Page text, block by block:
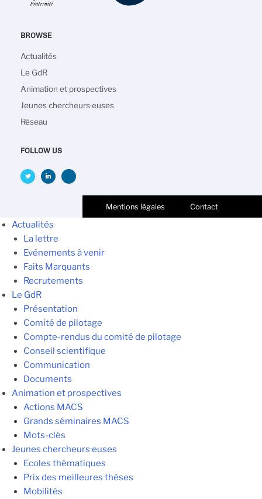
BROWSE
Navigation
principale
Actualités
Le GdR
Animation et prospectives
Jeunes chercheurs·euses
Réseau
FOLLOW US
Mentions légales Contact
Actualités
La lettre
Evénements à venir
Faits Marquants
Recrutements
Le GdR
Présentation
Comité de pilotage
Compte-rendus du comité de pilotage
Conseil scientifique
Communication
Documents
Animation et prospectives
Actions MACS
Grands séminaires MACS
Mots-clés
Jeunes chercheurs·euses
Ecoles thématiques
Prix des meilleures thèses
Mobilités